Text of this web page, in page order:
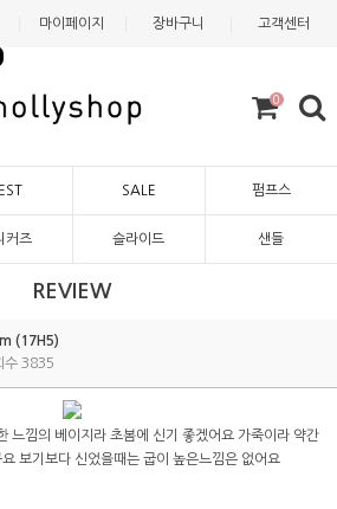
마이페이지 장바구니 고객센터
0
SALE 펌프스
커즈 슬라이드 샌들
REVIEW
(17H5)
수 3835
느낌의 베이지라 초봄에 신기 좋겠어요 가죽이라 약간
보기보다 신었을때는 굽이 높은느낌은 없어요